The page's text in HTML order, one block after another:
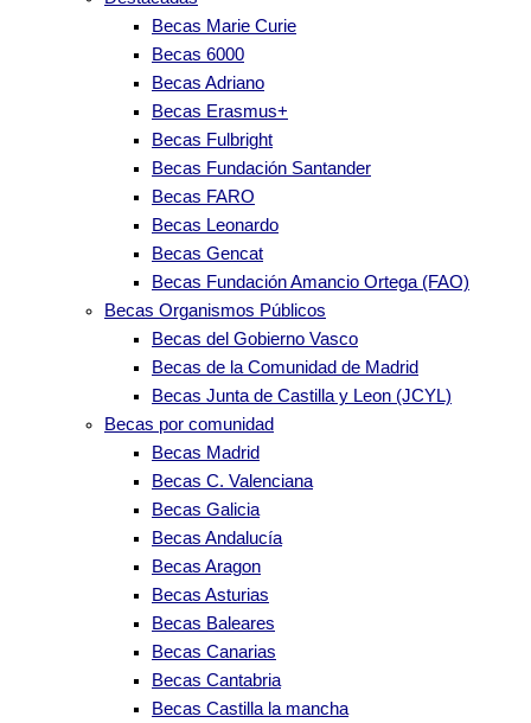
Becas Marie Curie
Becas 6000
Becas Adriano
Becas Erasmus+
Becas Fulbright
Becas Fundación Santander
Becas FARO
Becas Leonardo
Becas Gencat
Becas Fundación Amancio Ortega (FAO)
Becas Organismos Públicos
Becas del Gobierno Vasco
Becas de la Comunidad de Madrid
Becas Junta de Castilla y Leon (JCYL)
Becas por comunidad
Becas Madrid
Becas C. Valenciana
Becas Galicia
Becas Andalucía
Becas Aragon
Becas Asturias
Becas Baleares
Becas Canarias
Becas Cantabria
Becas Castilla la mancha